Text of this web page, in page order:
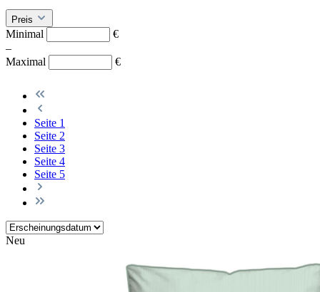
Preis
Minimal
€
–
Maximal
€
Seite 1
Seite 2
Seite 3
Seite 4
Seite 5
Neu